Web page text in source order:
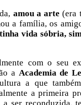
amou a arte (era
a família, os
vida sóbria,
com o seu
a Academia de
a que
a primeira